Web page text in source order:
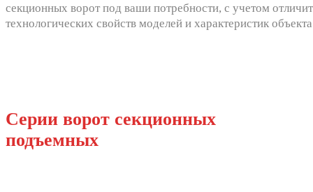
секционных ворот под ваши потребности, с учетом
технологических свойств моделей и характеристик
Серии ворот секционных
подъемных